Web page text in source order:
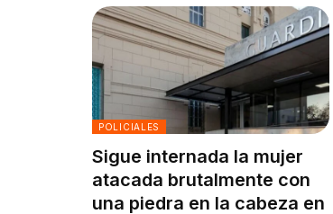
POLICIALES
Sigue internada la mujer
atacada brutalmente con
una piedra en la cabeza en